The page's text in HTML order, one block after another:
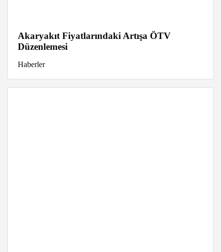
Akaryakıt Fiyatlarındaki Artışa ÖTV
Düzenlemesi
Haberler